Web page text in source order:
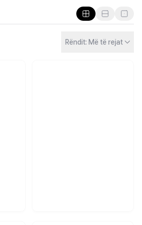
Rëndit: Më të rejat